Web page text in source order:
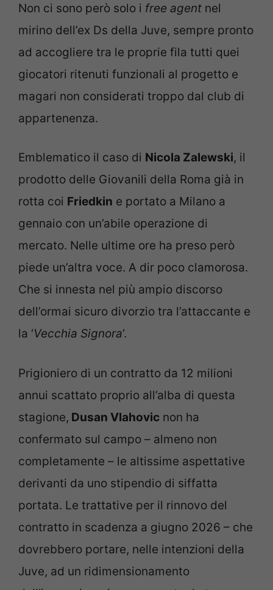
Non ci sono però solo i free agent nel
mirino dell’ex Ds della Juve, sempre pronto
ad accogliere tra le proprie fila tutti quei
giocatori ritenuti funzionali al progetto e
magari non considerati troppo dal club di
appartenenza.
Emblematico il caso di Nicola Zalewski, il
prodotto delle Giovanili della Roma già in
rotta coi Friedkin e portato a Milano a
gennaio con un’abile operazione di
mercato. Nelle ultime ore ha preso però
piede un’altra voce. A dir poco clamorosa.
Che si innesta nel più ampio discorso
dell’ormai sicuro divorzio tra l’attaccante e
la ‘Vecchia Signora‘.
Prigioniero di un contratto da 12 milioni
annui scattato proprio all’alba di questa
stagione, Dusan Vlahovic non ha
confermato sul campo – almeno non
completamente – le altissime aspettative
derivanti da uno stipendio di siffatta
portata. Le trattative per il rinnovo del
contratto in scadenza a giugno 2026 – che
dovrebbero portare, nelle intenzioni della
Juve, ad un ridimensionamento